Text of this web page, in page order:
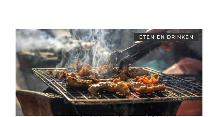
ETEN EN DRINKEN